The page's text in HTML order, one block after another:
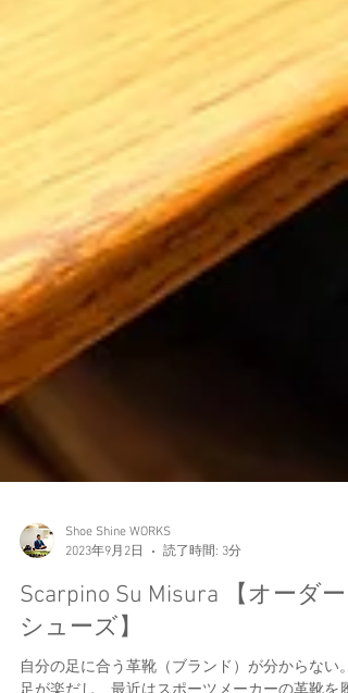
2023年9月2日
読了時間: 3分
Scarpino Su Misura 【オーダー
シューズ】